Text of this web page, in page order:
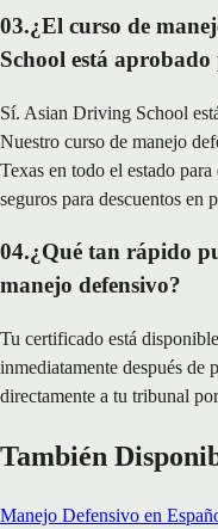
03.¿El curso de
School está
Sí. Asian Driving School
Nuestro curso de manejo
Texas en todo el estado
seguros para descuentos en
04.¿Qué tan rápido
manejo defensivo?
Tu certificado está
inmediatamente después de
directamente a tu tribunal
También
Manejo Defensivo en